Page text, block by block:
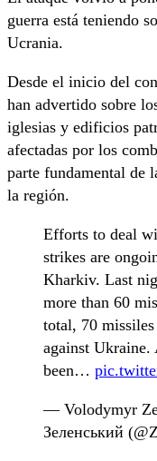
guerra está teniendo
Ucrania.
Desde el inicio del
han advertido sobre
iglesias y edificios
afectadas por los
parte fundamental de
la región.
Efforts to deal
strikes are
Kharkiv. Last
more than 60
total, 70 missiles
against Ukraine.
been…
— Volodymyr
Зеленський